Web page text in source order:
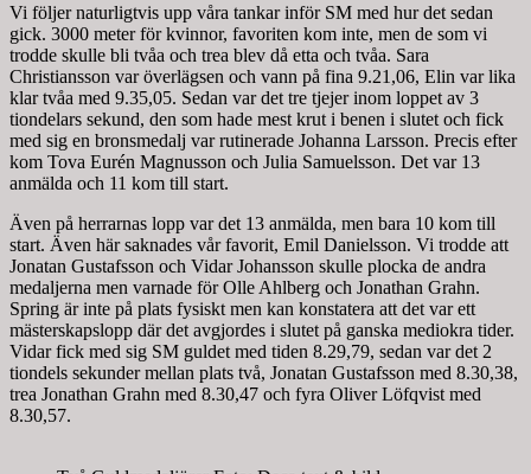
Vi följer naturligtvis upp våra tankar inför SM med hur det sedan
gick. 3000 meter för kvinnor, favoriten kom inte, men de som vi
trodde skulle bli tvåa och trea blev då etta och tvåa. Sara
Christiansson var överlägsen och vann på fina 9.21,06, Elin var lika
klar tvåa med 9.35,05. Sedan var det tre tjejer inom loppet av 3
tiondelars sekund, den som hade mest krut i benen i slutet och fick
med sig en bronsmedalj var rutinerade Johanna Larsson. Precis efter
kom Tova Eurén Magnusson och Julia Samuelsson. Det var 13
anmälda och 11 kom till start.
Även på herrarnas lopp var det 13 anmälda, men bara 10 kom till
start. Även här saknades vår favorit, Emil Danielsson. Vi trodde att
Jonatan Gustafsson och Vidar Johansson skulle plocka de andra
medaljerna men varnade för Olle Ahlberg och Jonathan Grahn.
Spring är inte på plats fysiskt men kan konstatera att det var ett
mästerskapslopp där det avgjordes i slutet på ganska mediokra tider.
Vidar fick med sig SM guldet med tiden 8.29,79, sedan var det 2
tiondels sekunder mellan plats två, Jonatan Gustafsson med 8.30,38,
trea Jonathan Grahn med 8.30,47 och fyra Oliver Löfqvist med
8.30,57.